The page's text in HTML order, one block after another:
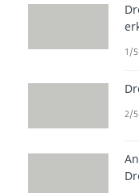
1/
2/